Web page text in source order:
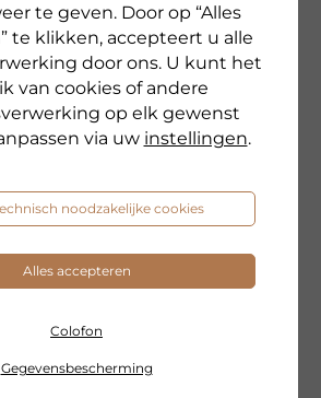
te geven. Door op “Alles
te klikken, accepteert u alle
door ons. U kunt het
van cookies of andere
op elk gewenst
via uw instellingen.
noodzakelijke cookies
Alles accepteren
Colofon
Gegevensbescherming
boost dankzij onze
Ampul van de
Maand
Nieuwsbrief d.d.
10.07.2026
Min. 10% korting op
ALLES & zonder
verzendkosten
shoppen
03.07.2026